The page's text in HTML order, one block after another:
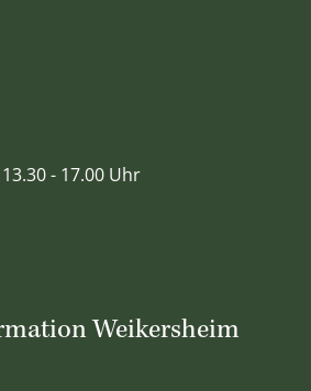
- 17.00 Uhr
Weikersheim